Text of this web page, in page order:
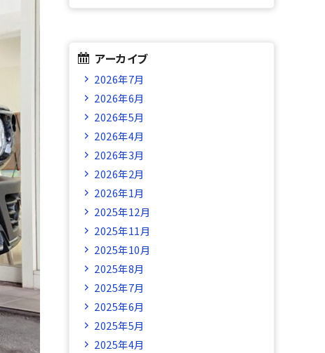
アーカイブ
2026年7月
2026年6月
2026年5月
2026年4月
2026年3月
2026年2月
2026年1月
2025年12月
2025年11月
2025年10月
2025年8月
2025年7月
2025年6月
2025年5月
2025年4月